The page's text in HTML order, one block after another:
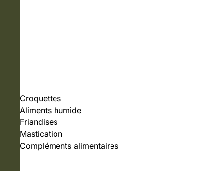
Croquettes
Aliments humide
Friandises
Mastication
Compléments alimentaires